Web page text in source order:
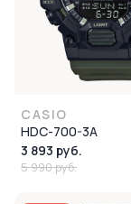
CASIO
HDC-700-3A
3 893 руб.
5 990 руб.